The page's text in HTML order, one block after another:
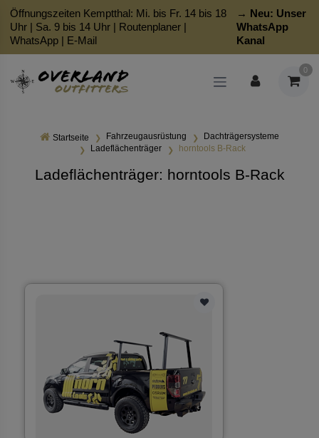
Öffnungszeiten Kemptthal: Mi. bis Fr. 14 bis 18
Uhr | Sa. 9 bis 14 Uhr | Routenplaner |
WhatsApp | E-Mail
→ Neu: Unser
WhatsApp
Kanal
0
Startseite Fahrzeugausrüstung
Dachträgersysteme
Ladeflächenträger
horntools B-Rack
Ladeflächenträger: horntools B-Rack